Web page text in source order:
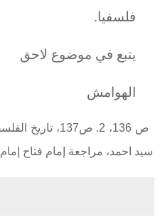
فلسفيا.
يتبع في موضوع لاحق
الهوامش
ص 136، 2. ص137،
سيد احمد، مراجعة إمام فتاح